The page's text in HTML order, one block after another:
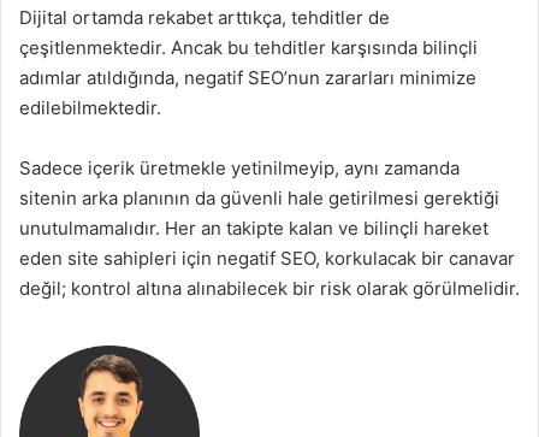
Dijital ortamda rekabet arttıkça, tehditler de
çeşitlenmektedir. Ancak bu tehditler karşısında bilinçli
adımlar atıldığında, negatif SEO’nun zararları minimize
edilebilmektedir.
Sadece içerik üretmekle yetinilmeyip, aynı zamanda
sitenin arka planının da güvenli hale getirilmesi gerektiği
unutulmamalıdır. Her an takipte kalan ve bilinçli hareket
eden site sahipleri için negatif SEO, korkulacak bir canavar
değil; kontrol altına alınabilecek bir risk olarak görülmelidir.